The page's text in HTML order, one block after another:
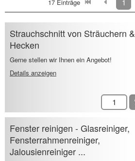
17 Einträge 1
Strauchschnitt von Sträuchern &
Hecken
Gerne stellen wir Ihnen ein Angebot!
Details anzeigen
Fenster reinigen - Glasreiniger,
Fensterrahmenreiniger,
Jalousienreiniger ...